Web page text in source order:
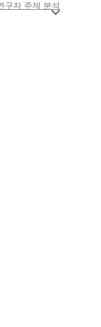
구자 주제 분석